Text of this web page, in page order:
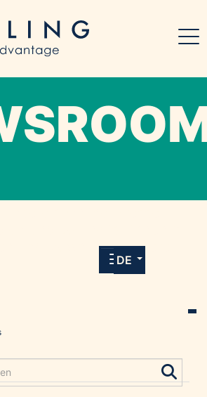
und Downloads unserer
DE